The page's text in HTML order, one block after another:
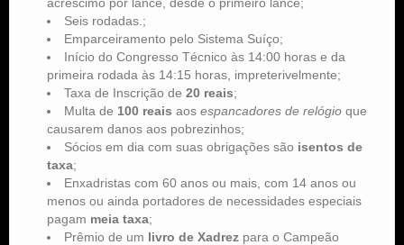
Seis rodadas.;
Emparceiramento pelo Sistema Suíço;
Início do Congresso Técnico às 14:00 horas e da
primeira rodada às 14:15 horas, impreterivelmente;
Taxa de Inscrição de 20 reais;
Multa de 100 reais aos espancadores de relógio que
causarem danos aos pobrezinhos;
Sócios em dia com suas obrigações são isentos de
taxa;
Enxadristas com 60 anos ou mais, com 14 anos ou
menos ou ainda portadores de necessidades especiais
pagam meia taxa;
Prêmio de um livro de Xadrez para o Campeão